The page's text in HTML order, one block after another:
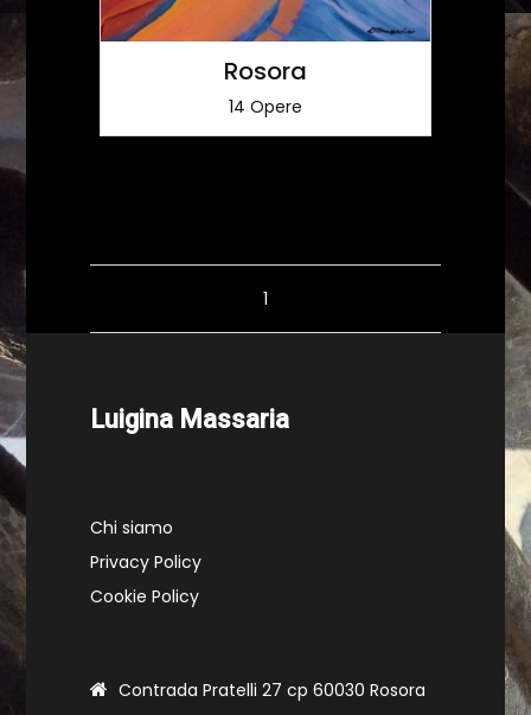
Rosora
14 Opere
1
Luigina Massaria
Chi siamo
Privacy Policy
Cookie Policy
Contrada Pratelli 27 cp 60030 Rosora